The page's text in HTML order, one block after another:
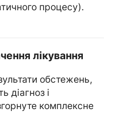
процесу).
лікування
обстежень,
діагноз і
комплексне